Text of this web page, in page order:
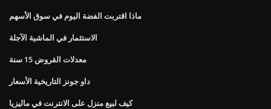
ماذا اقتربت الفضة اليوم في سوق الأسهم
الاستثمار في الماشية الآجلة
معدلات القروض 15 سنة
داو جونز التاريخية الأسعار
كيف لبيع منزل على الانترنت في ماليزيا